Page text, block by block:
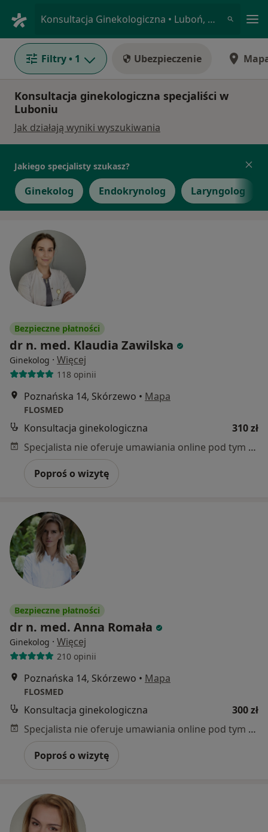
Konsultacja Ginekologiczna • Luboń, wielkopolskie
Filtry • 1 Ubezpieczenie
Konsultacja ginekologiczna specjaliści w
Luboniu
Jak działają wyniki wyszukiwania
Jakiego specjalisty szukasz?
Ginekolog Endokrynolog Laryngolog
Bezpieczne płatności
dr n. med. Klaudia Zawilska
Ginekolog · Więcej
118 opinii
Poznańska 14, Skórzewo • Mapa
FLOSMED
Konsultacja ginekologiczna
310 zł
Specjalista nie oferuje umawiania online pod tym adresem.
Poproś o wizytę
Bezpieczne płatności
dr n. med. Anna Romała
Ginekolog · Więcej
210 opinii
Poznańska 14, Skórzewo • Mapa
FLOSMED
Konsultacja ginekologiczna
300 zł
Specjalista nie oferuje umawiania online pod tym adresem.
Poproś o wizytę